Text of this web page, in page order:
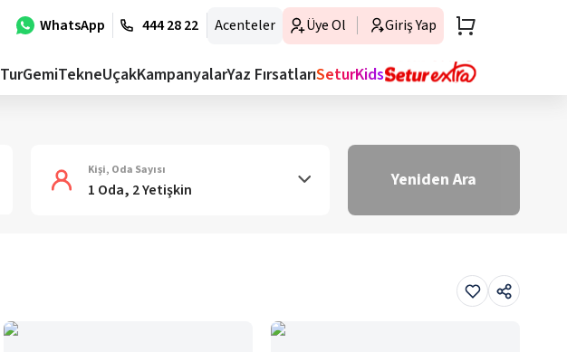
WhatsApp 444 28 22 Acenteler Üye Ol Giriş Yap
TurGemiTekneUçakKampanyalarYaz FırsatlarıSeturKids
Kişi, Oda Sayısı
1 Oda, 2 Yetişkin Yeniden Ara